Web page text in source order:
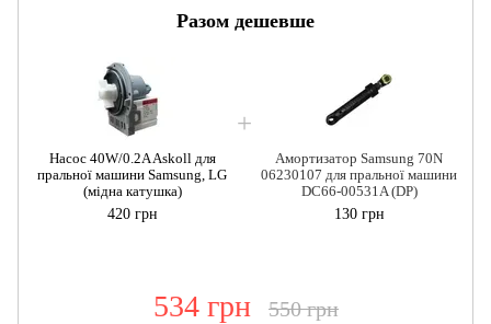
Разом дешевше
Насос 40W/0.2A Askoll для
пральної машини Samsung, LG
(мідна катушка)
420 грн
Амортизатор Samsung 70N
06230107 для пральної машини
DC66-00531A (DP)
130 грн
534 грн 550 грн